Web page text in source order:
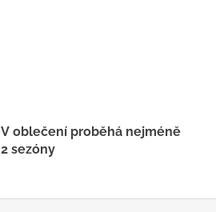
V oblečení proběhá nejméně
2 sezóny